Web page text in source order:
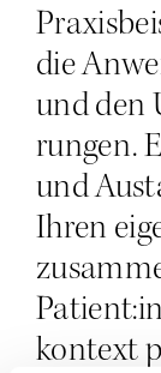
die
und den
run­gen.
und
Ihren
kon­text